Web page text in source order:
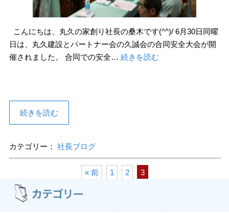
こんにちは、丸久の家創り社長の桑木です(^^)/ 6月30日同曜
日は、丸久建設とパートナー会の久誠会の合同安全大会が開
催されました。 合同での安全… 続きを読む
続きを読む
カテゴリー： 社長ブログ
« 前 1 2 3